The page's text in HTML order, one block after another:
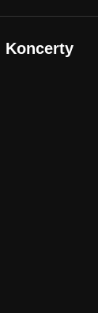
Koncerty